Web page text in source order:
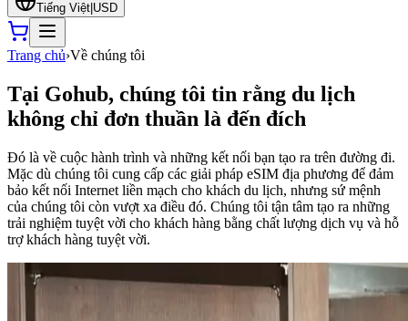
Tiếng Việt USD
Trang chủ›Về chúng tôi
Tại Gohub, chúng tôi tin rằng du lịch
không chỉ đơn thuần là đến đích
Đó là về cuộc hành trình và những kết nối bạn tạo ra trên đường đi.
Mặc dù chúng tôi cung cấp các giải pháp eSIM địa phương để đảm
bảo kết nối Internet liền mạch cho khách du lịch, nhưng sứ mệnh
của chúng tôi còn vượt xa điều đó. Chúng tôi tận tâm tạo ra những
trải nghiệm tuyệt vời cho khách hàng bằng chất lượng dịch vụ và hỗ
trợ khách hàng tuyệt vời.